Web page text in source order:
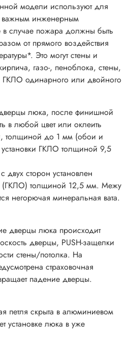
модели используют для
важным инженерным
случае пожара должны быть
от прямого воздействия
Это могут стены и
газо-, пеноблока, стены,
ГКЛО одинарного или двойного
люка, после финишной
в любой цвет или оклеить
толщиной до 1 мм (обои и
ГКЛО толщиной 9,5
сторон установлен
(ГКЛО) толщиной 12,5 мм. Межу
негорючая минеральная вата.
дверцы люка происходит
дверцы, PUSH-защелки
стены/потолка. На
страховочная
падение дверцы.
петля скрыта в алюминиевом
установке люка в уже